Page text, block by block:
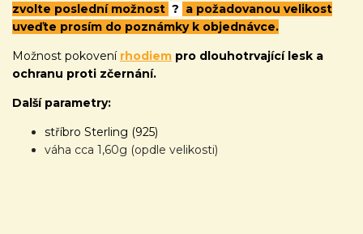
zvolte poslední možnost ? a požadovanou velikost
uveďte prosím do poznámky k objednávce.
Možnost pokovení rhodiem pro dlouhotrvající lesk a
ochranu proti zčernání.
Další parametry:
stříbro Sterling (925)
váha cca 1,60g (opdle velikosti)